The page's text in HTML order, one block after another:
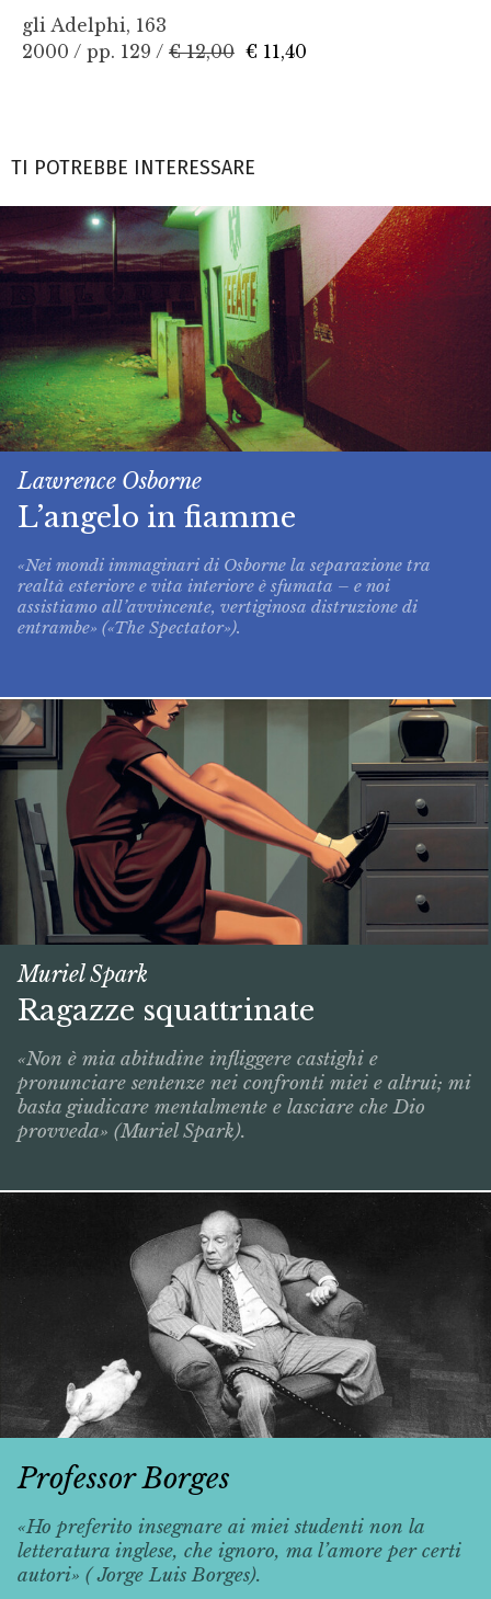
gli Adelphi, 163
2000 / pp. 129 / € 12,00 € 11,40
TI POTREBBE INTERESSARE
Lawrence Osborne
L’angelo in fiamme
«Nei mondi immaginari di Osborne la separazione tra
realtà esteriore e vita interiore è sfumata – e noi
assistiamo all’avvincente, vertiginosa distruzione di
entrambe» («The Spectator»).
Muriel Spark
Ragazze squattrinate
«Non è mia abitudine infliggere castighi e
pronunciare sentenze nei confronti miei e altrui; mi
basta giudicare mentalmente e lasciare che Dio
provveda» (Muriel Spark).
Professor Borges
«Ho preferito insegnare ai miei studenti non la
letteratura inglese, che ignoro, ma l’amore per certi
autori» ( Jorge Luis Borges).